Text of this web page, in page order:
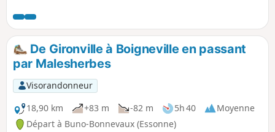
De Gironville à Boigneville en passant
par Malesherbes
Visorandonneur
18,90 km
+83 m -82 m 5h 40
Moyenne
Départ à Buno-Bonnevaux (Essonne)